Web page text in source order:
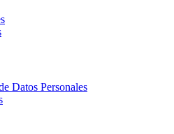
Datos Personales